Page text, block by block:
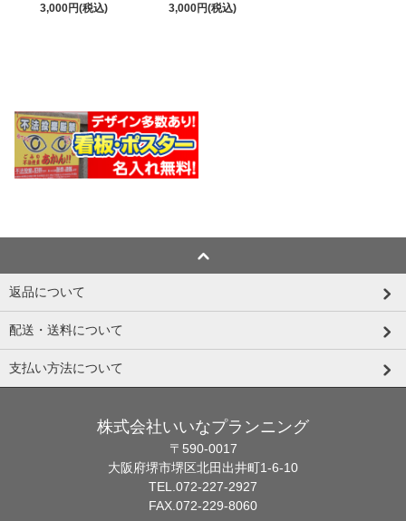
3,000円(税込)
3,000円(税込)
返品について
配送・送料について
支払い方法について
株式会社いいなプランニング
〒590-0017
大阪府堺市堺区北田出井町1-6-10
TEL.072-227-2927
FAX.072-229-8060